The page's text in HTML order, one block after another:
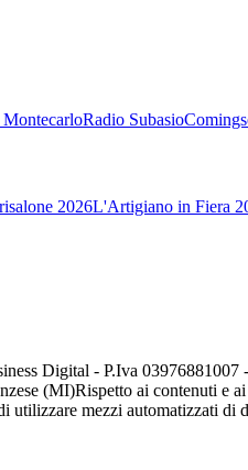
Radio Subasio
2026L'Artigiano in Fiera
Digital - P.Iva
(MI)Rispetto ai contenuti e
utilizzare mezzi automatizzati di